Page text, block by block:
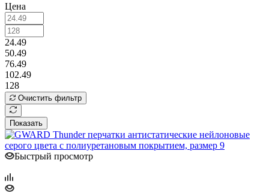
Цена
24.49
50.49
76.49
102.49
128
Очистить фильтр
Показать
Быстрый просмотр